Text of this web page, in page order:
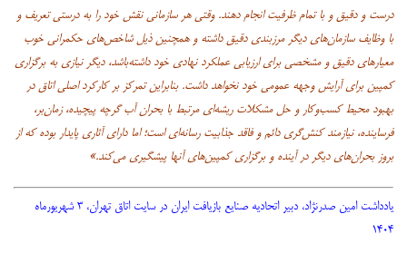
درست و دقیق و با تمام ظرفیت انجام دهند. وقتی هر سازمانی نقش خود را به درستی تعریف و
با وظایف سازمان‌های دیگر مرزبندی دقیق داشته و همچنین ذیل شاخص‌های حکمرانی خوب
معیارهای دقیق و مشخصی برای ارزیابی عملکرد نهادی خود داشته‌باشد، دیگر نیازی به برگزاری
کمپین برای آرایش وجهه‌ عمومی خود نخواهد داشت. بنابراین تمرکز بر کارکرد اصلی اتاق در
بهبود محیط کسب‌وکار و حل مشکلات ریشه‌ای مرتبط با بحران آب گرچه پیچیده، زمان‌بر،
فرساینده، نیازمند کنش‌گری دائم و فاقد جذابیت رسانه‌ای است؛ اما دارای آثاری پایدار بوده که از
بروز بحران‌های دیگر در آینده و برگزاری کمپین‌های آنها پیشگیری می‌کند.»
یادداشت امین صدرنژاد، دبیر اتحادیه صنایع بازیافت ایران در سایت اتاق تهران، ۳ شهریورماه
۱۴۰۴